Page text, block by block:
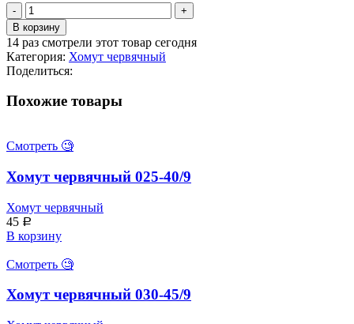
Количество
товара
Хомут
червячный
100-
120/9
В корзину
14 раз смотрели этот товар сегодня
Категория: Хомут червячный
Поделиться:
Похожие товары
Смотреть 🧐
Хомут червячный 025-40/9
Хомут червячный
45 Р
В корзину
Смотреть 🧐
Хомут червячный 030-45/9